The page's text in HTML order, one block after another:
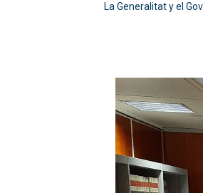
La Generalitat y el